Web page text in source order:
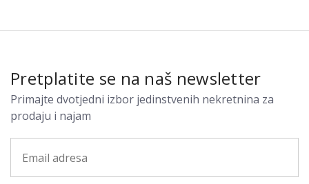
Pretplatite se na naš newsletter
Primajte dvotjedni izbor jedinstvenih nekretnina za
prodaju i najam